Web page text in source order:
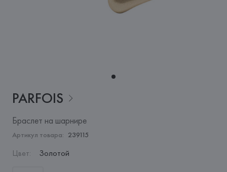
PARFOIS
Браслет на шарнире
Артикул товара: 239115
Цвет: Золотой